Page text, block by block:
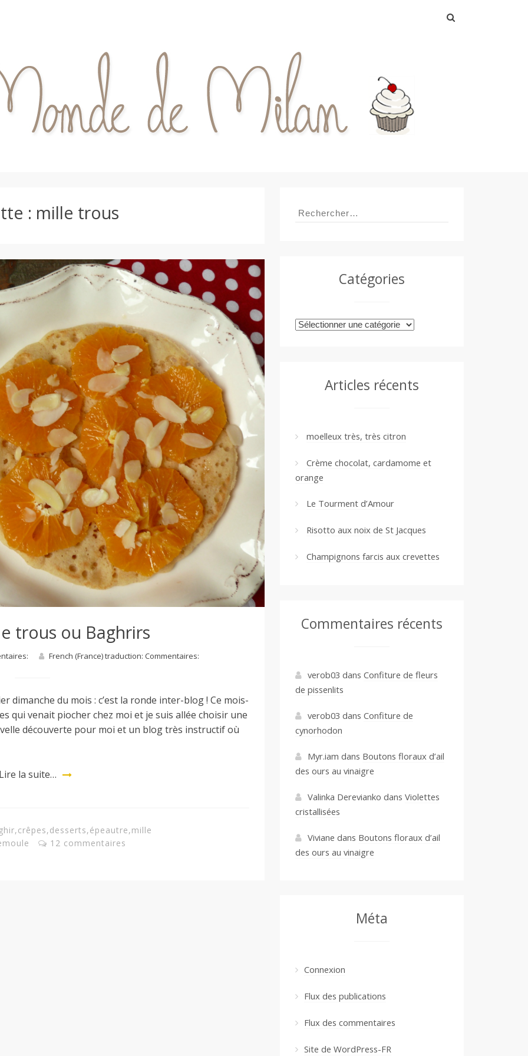
: mille trous
trous ou Baghrirs
French (France) traduction: Commentaires:
dimanche du mois : c’est la ronde inter-blog ! Ce mois-
qui venait piocher chez moi et je suis allée choisir une
découverte pour moi et un blog très instructif où
Lire la suite…
,crêpes,desserts,épeautre,mille
12 commentaires
Rechercher :
Catégories
Catégories
Articles récents
moelleux très, très citron
Crème chocolat, cardamome et
orange
Le Tourment d’Amour
Risotto aux noix de St Jacques
Champignons farcis aux crevettes
Commentaires récents
verob03 dans Confiture de fleurs
de pissenlits
verob03 dans Confiture de
cynorhodon
Myr.iam dans Boutons floraux d’ail
des ours au vinaigre
Valinka Derevianko dans Violettes
cristallisées
Viviane dans Boutons floraux d’ail
des ours au vinaigre
Méta
Connexion
Flux des publications
Flux des commentaires
Site de WordPress-FR